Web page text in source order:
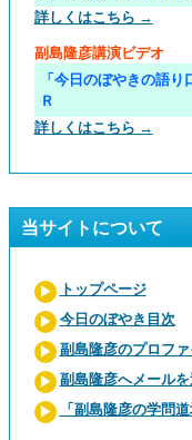
詳しくはこちら →
副島隆彦講演ビデオ
「今日のぼやきの語
Ｒ
詳しくはこちら →
当サイトについて
トップページ
今日のぼやき目次
副島隆彦のプロフ
副島隆彦へメールを
「副島隆彦の学問